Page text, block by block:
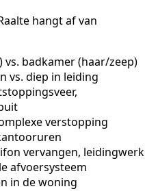
hangt af van
vs. badkamer (haar/zeep)
vs. diep in leiding
verstopping
vervangen, leidingwerk
afvoersysteem
in de woning